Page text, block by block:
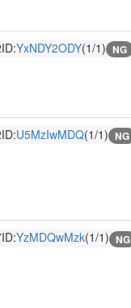
ID:YxNDY2ODY(1/1) NG
ID:U5MzIwMDQ(1/1) NG
ID:YzMDQwMzk(1/1) NG